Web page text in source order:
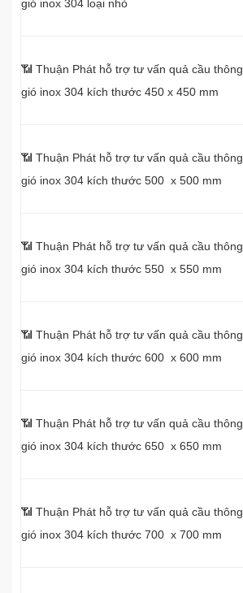
gió inox 304 loại nhỏ
📶 Thuận Phát hỗ trợ tư vấn quả cầu thông
gió inox 304 kích thước 450 x 450 mm
📶 Thuận Phát hỗ trợ tư vấn quả cầu thông
gió inox 304 kích thước 500 x 500 mm
📶 Thuận Phát hỗ trợ tư vấn quả cầu thông
gió inox 304 kích thước 550 x 550 mm
📶 Thuận Phát hỗ trợ tư vấn quả cầu thông
gió inox 304 kích thước 600 x 600 mm
📶 Thuận Phát hỗ trợ tư vấn quả cầu thông
gió inox 304 kích thước 650 x 650 mm
📶 Thuận Phát hỗ trợ tư vấn quả cầu thông
gió inox 304 kích thước 700 x 700 mm